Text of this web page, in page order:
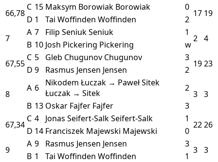
66,78
C 15 Maksym Borowiak Borowiak 0
17 19
D 1 Tai Woffinden Woffinden
2
7
A 7 Filip SeniukSeniuk 1
2 4
B 10 Josh Pickering Pickering
w
67,55
C 5 Gleb Chugunov Chugunov 3
1923
D 9 Rasmus Jensen Jensen 2
8
A 6
Nikodem Łuczak → Paweł Sitek
Łuczak → Sitek
2
3 3
B 13 Oskar Fajfer Fajfer
3
67,34
C 4 Jonas Seifert-SalkSeifert-Salk 1
2226
D 14 Franciszek Majewski Majewski
0
9
A 9 Rasmus Jensen Jensen 3
3 3
B 1 Tai Woffinden Woffinden
1